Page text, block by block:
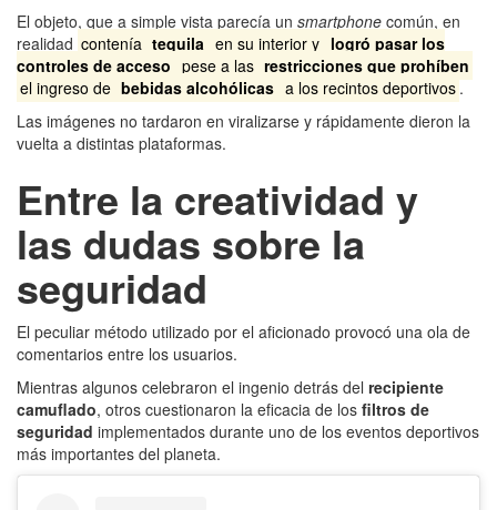
El objeto, que a simple vista parecía un smartphone común, en
realidad contenía tequila en su interior y logró pasar los
controles de acceso pese a las restricciones que prohíben
el ingreso de bebidas alcohólicas a los recintos deportivos.
Las imágenes no tardaron en viralizarse y rápidamente dieron la
vuelta a distintas plataformas.
Entre la creatividad y
las dudas sobre la
seguridad
El peculiar método utilizado por el aficionado provocó una ola de
comentarios entre los usuarios.
Mientras algunos celebraron el ingenio detrás del recipiente
camuflado, otros cuestionaron la eficacia de los filtros de
seguridad implementados durante uno de los eventos deportivos
más importantes del planeta.